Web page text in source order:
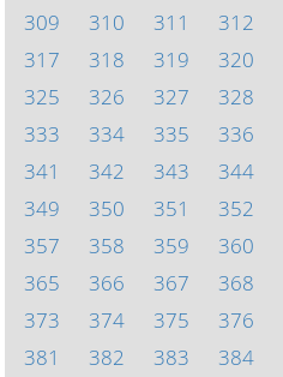
309
310 311 312
317
318 319 320
325
326 327 328
333
334 335 336
341
342 343 344
349
350 351 352
357
358 359 360
365
366 367 368
373
374 375 376
381
382 383 384